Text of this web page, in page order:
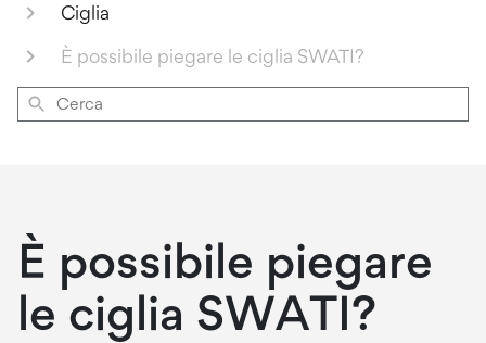
Ciglia
È possibile piegare le ciglia SWATI?
Cerca
È possibile piegare
le ciglia SWATI?